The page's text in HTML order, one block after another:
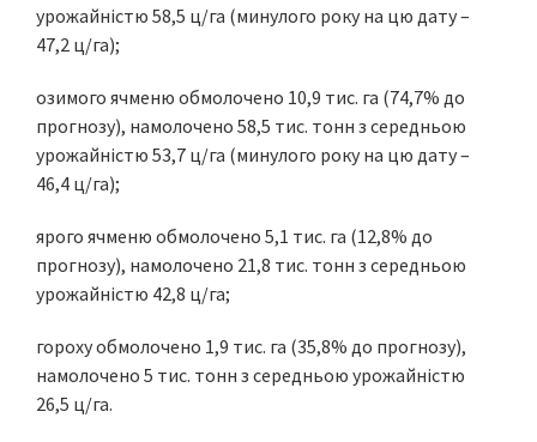
урожайністю 58,5 ц/га (минулого року на цю дату –
47,2 ц/га);
озимого ячменю обмолочено 10,9 тис. га (74,7% до
прогнозу), намолочено 58,5 тис. тонн з середньою
урожайністю 53,7 ц/га (минулого року на цю дату –
46,4 ц/га);
ярого ячменю обмолочено 5,1 тис. га (12,8% до
прогнозу), намолочено 21,8 тис. тонн з середньою
урожайністю 42,8 ц/га;
гороху обмолочено 1,9 тис. га (35,8% до прогнозу),
намолочено 5 тис. тонн з середньою урожайністю
26,5 ц/га.